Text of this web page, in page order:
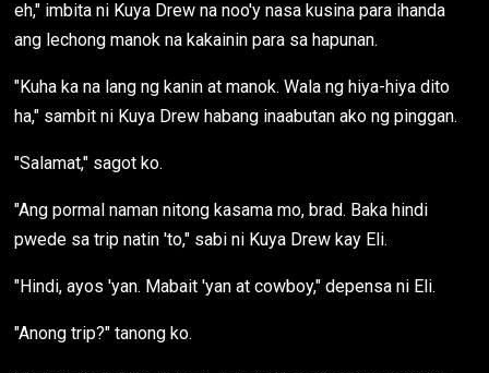
eh," imbita ni Kuya Drew na noo'y nasa kusina para ihanda
ang lechong manok na kakainin para sa hapunan.
"Kuha ka na lang ng kanin at manok. Wala ng hiya-hiya dito
ha," sambit ni Kuya Drew habang inaabutan ako ng pinggan.
"Salamat," sagot ko.
"Ang pormal naman nitong kasama mo, brad. Baka hindi
pwede sa trip natin 'to," sabi ni Kuya Drew kay Eli.
"Hindi, ayos 'yan. Mabait 'yan at cowboy," depensa ni Eli.
"Anong trip?" tanong ko.